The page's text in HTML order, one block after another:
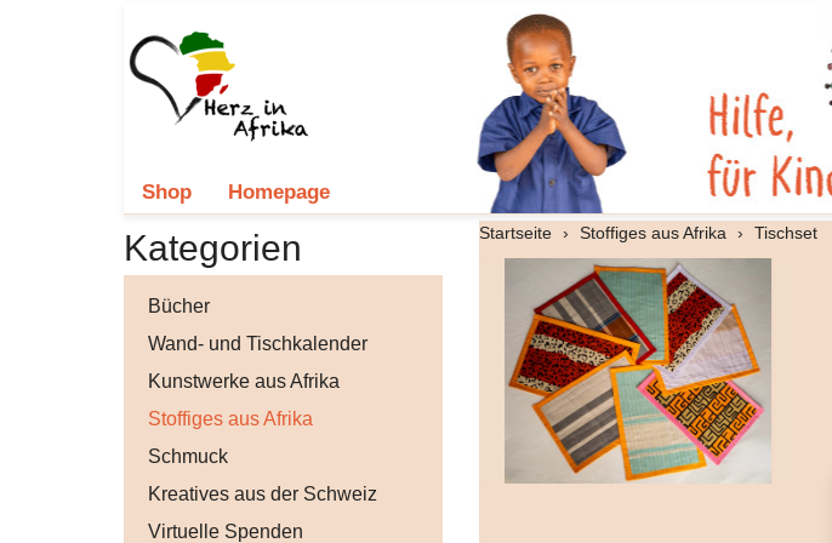
Shop Homepage
Startseite Stoffiges aus Afrika Tischset
Kategorien
Bücher
Wand- und Tischkalender
Kunstwerke aus Afrika
Stoffiges aus Afrika
Schmuck
Kreatives aus der Schweiz
Virtuelle Spenden